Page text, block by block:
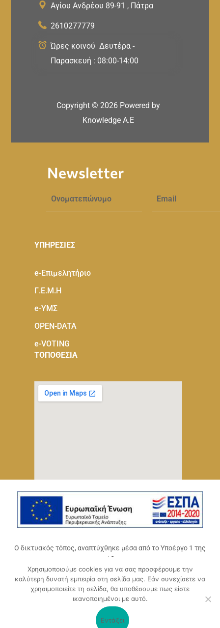
Αγίου Ανδρέου 89-91 , Πάτρα
2610277779
Ώρες κοινού Δευτέρα -
Παρασκευή : 08:00-14:00
Copyright © 2026 Powered by
Knowledge A.E
Newsletter
ΥΠΗΡΕΣΙΕΣ
e-Eπιμελητήριο
Γ.Ε.Μ.Η
e-ΥΜΣ
OPEN-DATA
e-VOTING
ΤΟΠΟΘΕΣΙΑ
Ο δικτυακός τόπος, αναπτύχθηκε μέσα από το Υποέργο 1 της
πράξης
«Ψηφιακό Οικοσύστημα Επιχειρηματικότητας του
Επιμελητηρίου Αχαΐας» (ΟΠΣ 5045300),
Επιχειρησιακό Πρόγραμμα «Δυτική Ελλάδα 2014-2020».
Συγχρηματοδοτείται από την Ευρωπαϊκή Ένωση (Ευρωπαϊκό
Ταμείο Περιφερειακής Ανάπτυξης ΕΤΠΑ) και από εθνικούς
πόρους μέσω του ΠΔΕ.
Χρησιμοποιούμε cookies για να σας προσφέρουμε την
καλύτερη δυνατή εμπειρία στη σελίδα μας. Εάν συνεχίσετε να
χρησιμοποιείτε τη σελίδα, θα υποθέσουμε πως είστε
ικανοποιημένοι με αυτό.
Εντάξει